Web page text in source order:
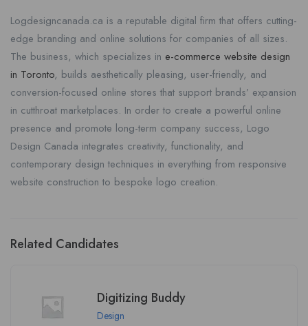
Logdesigncanada.ca is a reputable digital firm that offers cutting-
edge branding and online solutions for companies of all sizes.
The business, which specializes in e-commerce website design
in Toronto, builds aesthetically pleasing, user-friendly, and
conversion-focused online stores that support brands’ expansion
in cutthroat marketplaces. In order to create a powerful online
presence and promote long-term company success, Logo
Design Canada integrates creativity, functionality, and
contemporary design techniques in everything from responsive
website construction to bespoke logo creation.
Related Candidates
Digitizing Buddy
Design